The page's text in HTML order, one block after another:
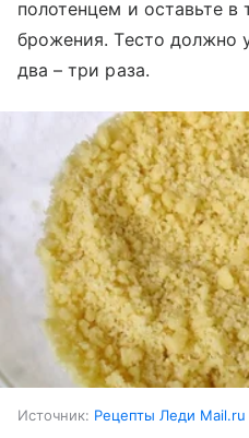
полотенцем и оставьте в
брожения. Тесто должно
два – три раза.
Источник: Рецепты Леди Mail.ru